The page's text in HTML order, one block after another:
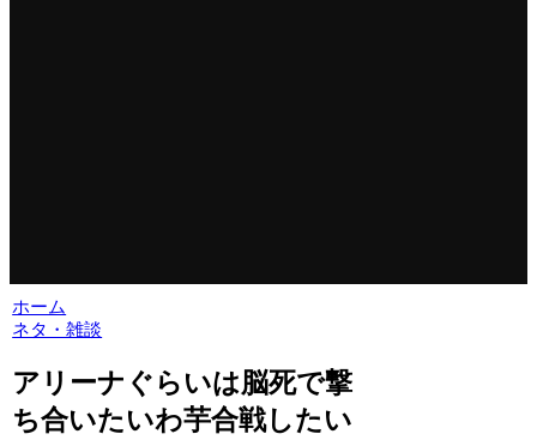
ホーム
ネタ・雑談
アリーナぐらいは脳死で撃
ち合いたいわ芋合戦したい